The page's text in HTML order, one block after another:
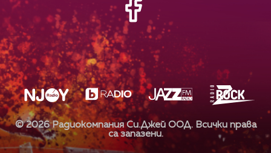
©2026Радиокомпания Си.Джей ООД. Всички права
са запазени.